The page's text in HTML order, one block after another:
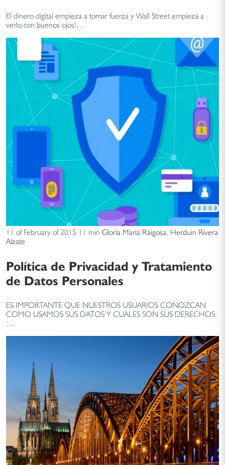
El dinero digital empieza a tomar fuerza y Wall Street empieza a
verlo con buenos ojos!…
11 of February of 2015 11 min Gloria Maria Raigosa, Herduin Rivera
Alzate
Política de Privacidad y Tratamiento
de Datos Personales
ES IMPORTANTE QUE NUESTROS USUARIOS CONOZCAN
COMO USAMOS SUS DATOS Y CUALES SON SUS DERECHOS.
…